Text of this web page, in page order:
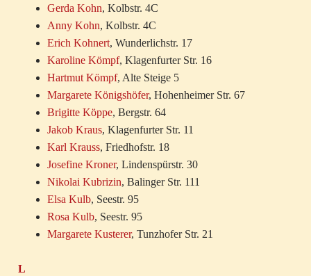
Gerda Kohn, Kolbstr. 4C
Anny Kohn, Kolbstr. 4C
Erich Kohnert, Wunderlichstr. 17
Karoline Kömpf, Klagenfurter Str. 16
Hartmut Kömpf, Alte Steige 5
Margarete Königshöfer, Hohenheimer Str. 67
Brigitte Köppe, Bergstr. 64
Jakob Kraus, Klagenfurter Str. 11
Karl Krauss, Friedhofstr. 18
Josefine Kroner, Lindenspürstr. 30
Nikolai Kubrizin, Balinger Str. 111
Elsa Kulb, Seestr. 95
Rosa Kulb, Seestr. 95
Margarete Kusterer, Tunzhofer Str. 21
L